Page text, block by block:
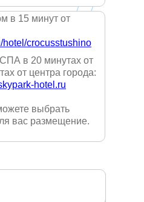
в 15 минут от
hotel/crocusstushino
в 20 минутах от
от центра города:
hotel.ru
выбрать
вас размещение.